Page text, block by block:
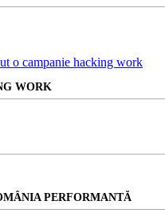
WORK
PERFORMANTĂ